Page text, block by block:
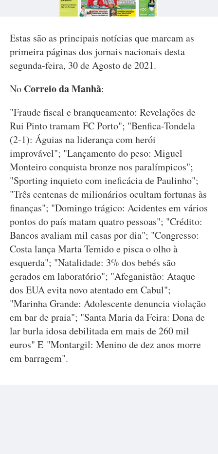
Estas são as principais notícias que marcam as
primeira páginas dos jornais nacionais desta
segunda-feira, 30 de Agosto de 2021.
No Correio da Manhã:
"Fraude fiscal e branqueamento: Revelações de
Rui Pinto tramam FC Porto"; "Benfica-Tondela
(2-1): Águias na liderança com herói
improvável"; "Lançamento do peso: Miguel
Monteiro conquista bronze nos paralímpicos";
"Sporting inquieto com ineficácia de Paulinho";
"Três centenas de milionários ocultam fortunas às
finanças"; "Domingo trágico: Acidentes em vários
pontos do país matam quatro pessoas"; "Crédito:
Bancos avaliam mil casas por dia"; "Congresso:
Costa lança Marta Temido e pisca o olho à
esquerda"; "Natalidade: 3% dos bebés são
gerados em laboratório"; "Afeganistão: Ataque
dos EUA evita novo atentado em Cabul";
"Marinha Grande: Adolescente denuncia violação
em bar de praia"; "Santa Maria da Feira: Dona de
lar burla idosa debilitada em mais de 260 mil
euros" E "Montargil: Menino de dez anos morre
em barragem".